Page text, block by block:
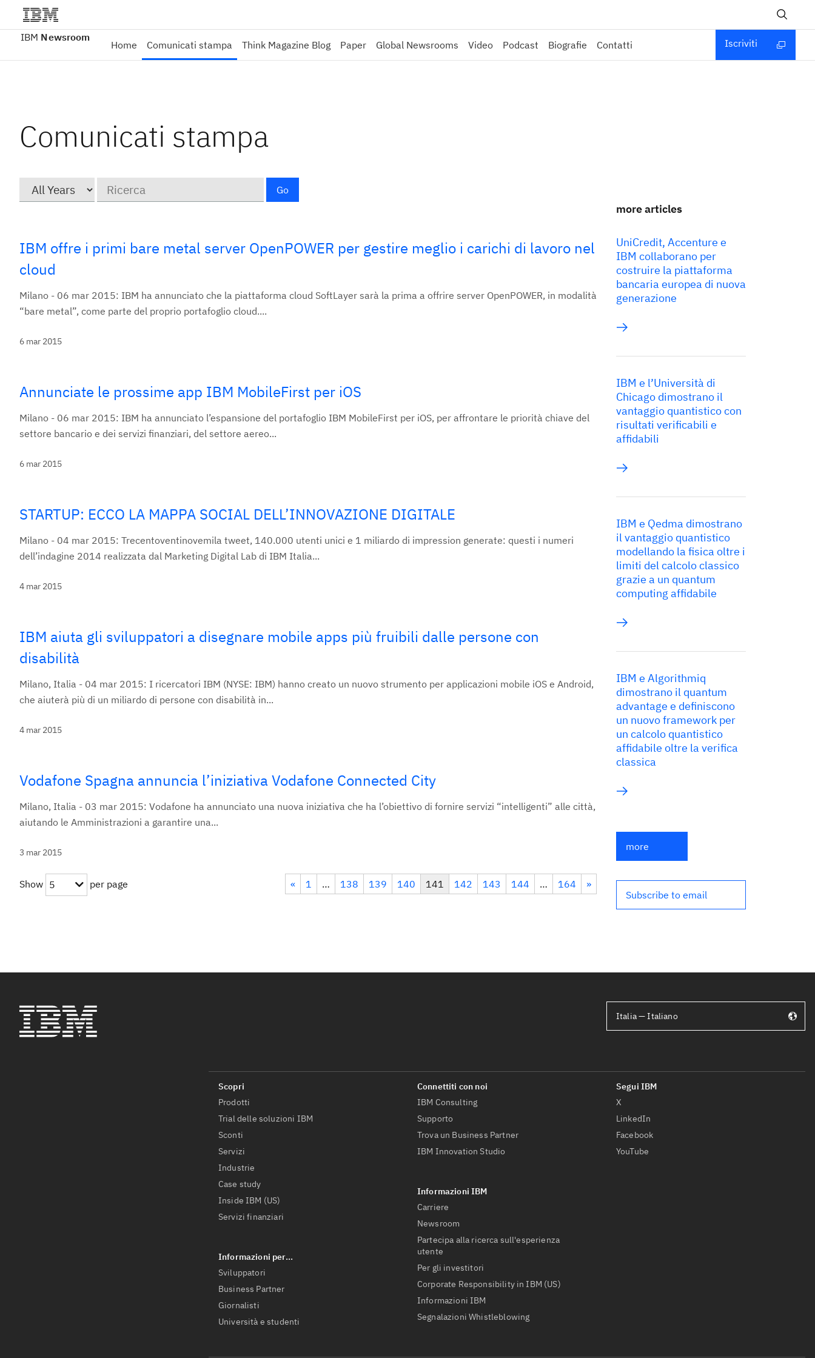
IBM Newsroom
Home Comunicati stampa Think Magazine Blog Paper Global Newsrooms Video Podcast Biografie Contatti Iscriviti
Comunicati stampa
chiave
Go
IBM offre i primi bare metal server OpenPOWER per gestire meglio i carichi di lavoro nel
cloud
Milano - 06 mar 2015: IBM ha annunciato che la piattaforma cloud SoftLayer sarà la prima a offrire server OpenPOWER, in modalità
“bare metal”, come parte del proprio portafoglio cloud....
6 mar 2015
Annunciate le prossime app IBM MobileFirst per iOS
Milano - 06 mar 2015: IBM ha annunciato l’espansione del portafoglio IBM MobileFirst per iOS, per affrontare le priorità chiave del
settore bancario e dei servizi finanziari, del settore aereo...
6 mar 2015
STARTUP: ECCO LA MAPPA SOCIAL DELL’INNOVAZIONE DIGITALE
Milano - 04 mar 2015: Trecentoventinovemila tweet, 140.000 utenti unici e 1 miliardo di impression generate: questi i numeri
dell’indagine 2014 realizzata dal Marketing Digital Lab di IBM Italia...
4 mar 2015
IBM aiuta gli sviluppatori a disegnare mobile apps più fruibili dalle persone con
disabilità
Milano, Italia - 04 mar 2015: I ricercatori IBM (NYSE: IBM) hanno creato un nuovo strumento per applicazioni mobile iOS e Android,
che aiuterà più di un miliardo di persone con disabilità in...
4 mar 2015
Vodafone Spagna annuncia l’iniziativa Vodafone Connected City
Milano, Italia - 03 mar 2015: Vodafone ha annunciato una nuova iniziativa che ha l’obiettivo di fornire servizi “intelligenti” alle città,
aiutando le Amministrazioni a garantire una...
3 mar 2015
Show 5 per page « 1 … 138 139 140 141 142 143 144 … 164 »
more articles
UniCredit, Accenture e
IBM collaborano per
costruire la piattaforma
bancaria europea di nuova
generazione
IBM e l’Università di
Chicago dimostrano il
vantaggio quantistico con
risultati verificabili e
affidabili
IBM e Qedma dimostrano
il vantaggio quantistico
modellando la fisica oltre i
limiti del calcolo classico
grazie a un quantum
computing affidabile
IBM e Algorithmiq
dimostrano il quantum
advantage e definiscono
un nuovo framework per
un calcolo quantistico
affidabile oltre la verifica
classica
more
Subscribe to email
Prodotti
Trial delle soluzioni IBM
Sconti
Servizi
Industrie
Case study
Inside IBM (US)
Servizi finanziari
Sviluppatori
Business Partner
Giornalisti
Università e studenti
IBM Consulting
Supporto
Trova un Business Partner
IBM Innovation Studio
Carriere
Newsroom
Partecipa alla ricerca sull'esperienza
utente
Per gli investitori
Corporate Responsibility in IBM (US)
Informazioni IBM
Segnalazioni Whistleblowing
X
LinkedIn
Facebook
YouTube
Italia — Italiano